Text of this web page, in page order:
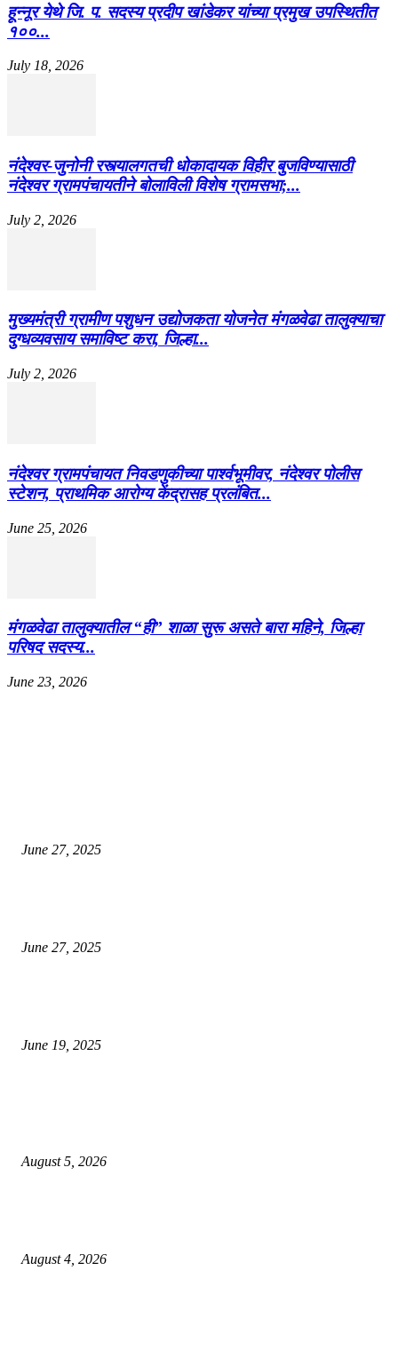
हून्नूर येथे जि. प. सदस्य प्रदीप खांडेकर यांच्या प्रमुख उपस्थितीत
१००...
July 18, 2026
नंदेश्वर-जुनोनी रस्त्यालगतची धोकादायक विहीर बुजविण्यासाठी
नंदेश्वर ग्रामपंचायतीने बोलाविली विशेष ग्रामसभा;...
July 2, 2026
मुख्यमंत्री ग्रामीण पशुधन उद्योजकता योजनेत मंगळवेढा तालुक्याचा
दुग्धव्यवसाय समाविष्ट करा, जिल्हा...
July 2, 2026
नंदेश्वर ग्रामपंचायत निवडणुकीच्या पार्श्वभूमीवर, नंदेश्वर पोलीस
स्टेशन, प्राथमिक आरोग्य केंद्रासह प्रलंबित...
June 25, 2026
मंगळवेढा तालुक्यातील “ही” शाळा सुरू असते बारा महिने, जिल्हा
परिषद सदस्य...
June 23, 2026
June 27, 2025
June 27, 2025
June 19, 2025
August 5, 2026
August 4, 2026